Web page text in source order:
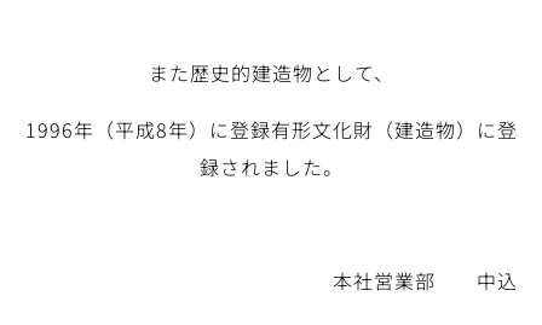
また歴史的建造物として、
1996年（平成8年）に登録有形文化財（建造物）に登
録されました。
本社営業部 中込